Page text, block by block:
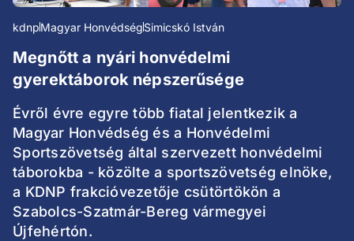
kdnpMagyar HonvédségSimicskó István
Megnőtt a nyári honvédelmi
gyerektáborok népszerűsége
Évről évre egyre több fiatal jelentkezik a
Magyar Honvédség és a Honvédelmi
Sportszövetség által szervezett honvédelmi
táborokba - közölte a sportszövetség elnöke,
a KDNP frakcióvezetője csütörtökön a
Szabolcs-Szatmár-Bereg vármegyei
Újfehértón.